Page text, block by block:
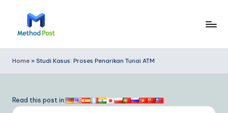
e
Home » Studi Kasus: Proses Penarikan Tunai ATM
Read this post in: